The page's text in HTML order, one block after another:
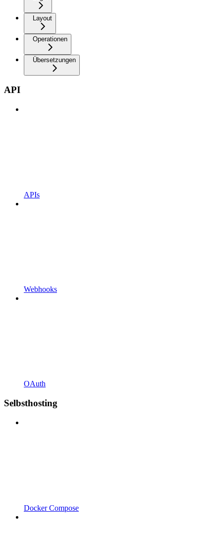
Layout
Operationen
Übersetzungen
API
APIs
Webhooks
OAuth
Selbsthosting
Docker Compose